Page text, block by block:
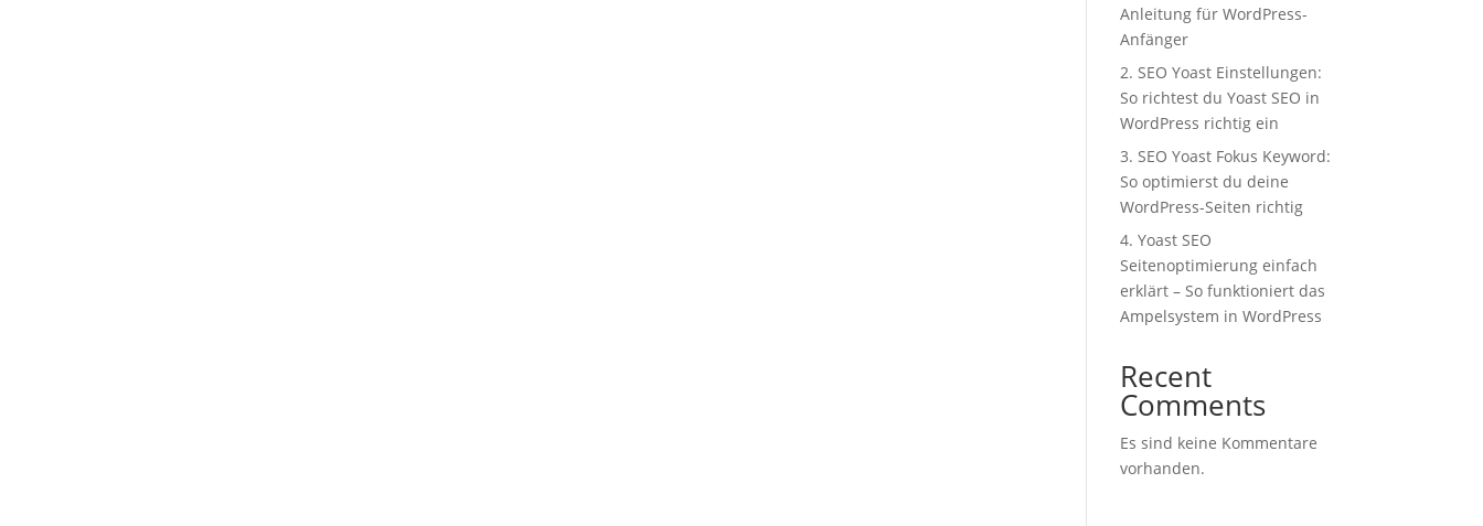
Anleitung für WordPress-
Anfänger
2. SEO Yoast Einstellungen:
So richtest du Yoast SEO in
WordPress richtig ein
3. SEO Yoast Fokus Keyword:
So optimierst du deine
WordPress-Seiten richtig
4. Yoast SEO
Seitenoptimierung einfach
erklärt – So funktioniert das
Ampelsystem in WordPress
Recent
Comments
Es sind keine Kommentare
vorhanden.